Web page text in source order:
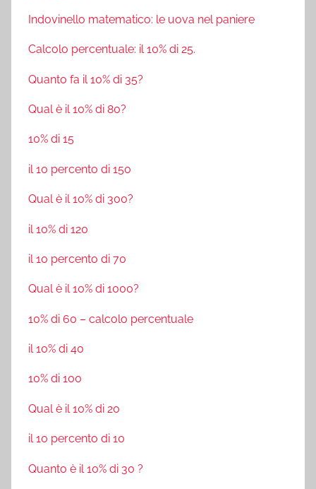
Indovinello matematico: le uova nel paniere
Calcolo percentuale: il 10% di 25.
Quanto fa il 10% di 35?
Qual è il 10% di 80?
10% di 15
il 10 percento di 150
Qual è il 10% di 300?
il 10% di 120
il 10 percento di 70
Qual è il 10% di 1000?
10% di 60 – calcolo percentuale
il 10% di 40
10% di 100
Qual è il 10% di 20
il 10 percento di 10
Quanto è il 10% di 30 ?